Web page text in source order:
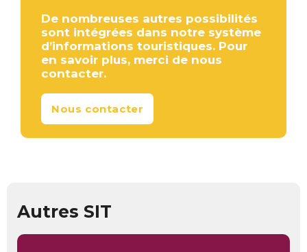
De nombreuses autres possibilités
sont intégrées dans notre système
d’informations touristiques. Pour
en savoir plus, merci de nous
contacter.
Nous contacter
Autres SIT